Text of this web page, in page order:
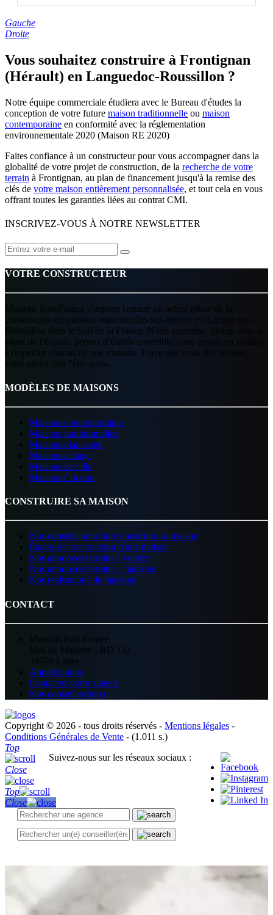
Gauche
Droite
Vous souhaitez construire à Frontignan
(Hérault) en Languedoc-Roussillon ?
Notre équipe commerciale étudiera avec le Bureau d'études la
conception de votre future maison traditionnelle ou maison
contemporaine en conformité avec la réglementation
environnementale 2020 (Maison RE 2020)
Faites confiance à un constructeur pour vous accompagner dans la
globalité de votre projet de construction, de la recherche de votre
terrain à Frontignan, au plan de financement jusqu'à la remise des
clés de votre maison entièrement personnalisée, et tout cela en vous
offrant toutes les garanties liées au contrat CMI.
INSCRIVEZ-VOUS À NOTRE NEWSLETTER
VOTRE CONSTRUCTEUR
Maisons Bati-France s'impose comme un acteur phare de la
construction de maisons individuelles sur-mesure en Languedoc-
Roussillon dans le Sud de la France. Notre expertise, placée sous le
signe de l’écoute, permet d’établir ensemble votre projet, en veillant
à respecter chacun de vos souhaits. Parce que vous êtes unique,
votre projet doit l'être aussi.
MODÈLES DE MAISONS
Maisons contemporaines
Maisons traditionnelles
Maisons plain-pied
Maisons à étage
Maisons de ville
Maisons Cocoon
CONSTRUIRE SA MAISON
Nos conseils pour faire construire sa maison
Étapes de construction d'une maison
Nos annonces terrains à vendre
Nos annonces terrains + maisons
Nos réalisations de maisons
CONTACT
Maisons Bati-France
Mas de Mariotte - RD 132
34970 Lattes
Appelez-nous
Contactez votre agence
Nos conseiller(ères)
Copyright © 2026 - tous droits réservés - Mentions légales -
Conditions Générales de Vente - (1.011 s.)
Suivez-nous sur les réseaux sociaux :
Top
Close
Top
Close